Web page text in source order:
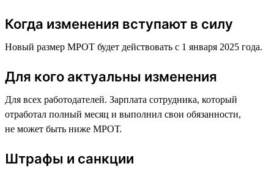
Когда изменения вступают в силу
Новый размер МРОТ будет действовать с 1 января 2025 года.
Для кого актуальны изменения
Для всех работодателей. Зарплата сотрудника, который
отработал полный месяц и выполнил свои обязанности,
не может быть ниже МРОТ.
Штрафы и санкции